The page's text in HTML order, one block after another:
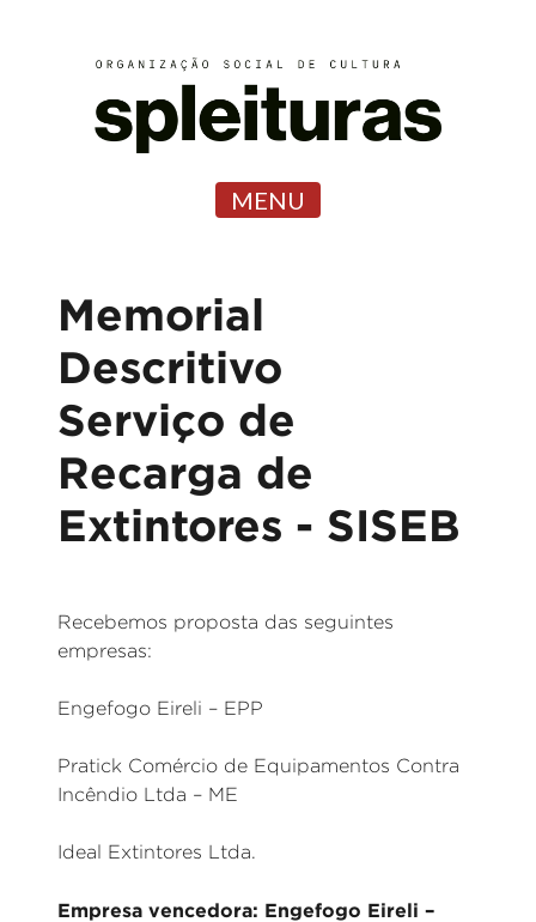
MENU
Memorial
Descritivo
Serviço de
Recarga de
Extintores - SISEB
Recebemos proposta das seguintes
empresas:
Engefogo Eireli – EPP
Pratick Comércio de Equipamentos Contra
Incêndio Ltda – ME
Ideal Extintores Ltda.
Empresa vencedora: Engefogo Eireli –